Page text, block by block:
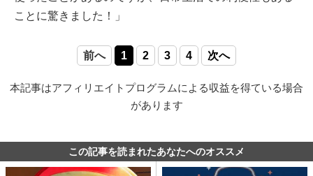
ことに驚きました！」
前へ 1 2 3 4 次へ
本記事はアフィリエイトプログラムによる収益を得ている場合
があります
この記事を読まれたあなたへのオススメ